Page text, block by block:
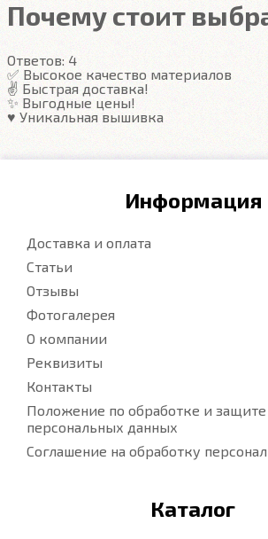
Почему стоит
Ответов: 4
✅ Высокое качество материалов
✌️ Быстрая доставка!
✨ Выгодные цены!
♥️ Уникальная вышивка
Информация
Доставка и оплата
Статьи
Отзывы
Фотогалерея
О компании
Реквизиты
Контакты
Положение по обработке и защите
персональных данных
Соглашение на обработку
Каталог